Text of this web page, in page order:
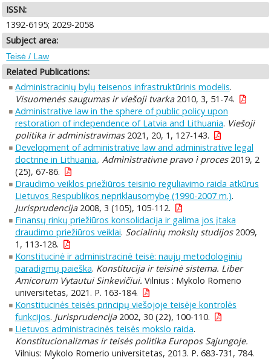
ISSN:
1392-6195; 2029-2058
Subject area:
Teisė / Law
Related Publications:
Administracinių bylų teisenos infrastruktūrinis modelis.
Visuomenės saugumas ir viešoji tvarka2010, 3, 51-74.
Administrative law in the sphere of public policy upon
restoration of independence of Latvia and Lithuania. Viešoji
politika ir administravimas2021, 20, 1, 127-143.
Development of administrative law and administrative legal
doctrine in Lithuania.. Admìnìstrativne pravo ì proces2019, 2
(25), 67-86.
Draudimo veiklos priežiūros teisinio reguliavimo raida atkūrus
Lietuvos Respublikos nepriklausomybę (1990-2007 m.).
Jurisprudencija2008, 3 (105), 105-112.
Finansų rinkų priežiūros konsolidacija ir galima jos įtaka
draudimo priežiūros veiklai. Socialinių mokslų studijos2009,
1, 113-128.
Konstitucinė ir administracinė teisė: naujų metodologinių
paradigmų paieška. Konstitucija ir teisinė sistema. Liber
Amicorum Vytautui Sinkevičiui. Vilnius : Mykolo Romerio
universitetas, 2021. P. 163-184.
Konstitucinės teisės principų viešojoje teisėje kontrolės
funkcijos. Jurisprudencija2002, 30 (22), 100-110.
Lietuvos administracinės teisės mokslo raida.
Konstitucionalizmas ir teisės politika Europos Sąjungoje.
Vilnius: Mykolo Romerio universitetas, 2013. P. 683-731, 784.